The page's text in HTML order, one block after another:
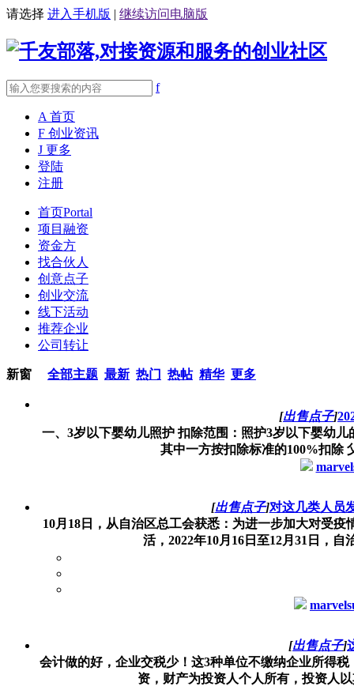
请选择 进入手机版 | 继续访问电脑版
f
A 首页
F 创业资讯
J 更多
登陆
注册
首页Portal
项目融资
资金方
找合伙人
创意点子
创业交流
线下活动
推荐企业
公司转让
新窗 全部主题 最新 热门 热帖 精华 更多
[出售点子]
一、3岁以下婴幼儿照护 扣除范围：照护3岁以下婴幼
其中一方按扣除标准的100%扣除
[出售点子]对这几类人员
10月18日，从自治区总工会获悉：为进一步加大对受
活，2022年10月16日至12月31日，
[出售点子]
会计做的好，企业交税少！这3种单位不缴纳企业所得
资，财产为投资人个人所有，投资人